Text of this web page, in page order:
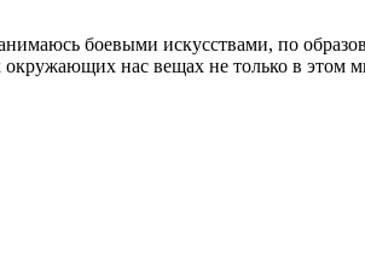
боевыми искусствами, по
нас вещах не только в этом